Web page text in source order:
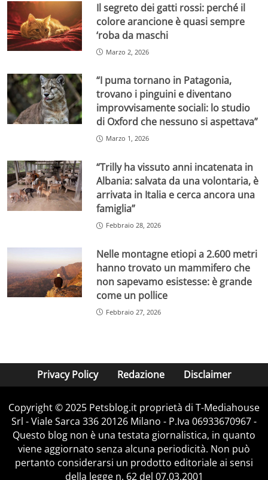
Il segreto dei gatti rossi: perché il
colore arancione è quasi sempre
‘roba da maschi
Marzo 2, 2026
“I puma tornano in Patagonia,
trovano i pinguini e diventano
improvvisamente sociali: lo studio
di Oxford che nessuno si aspettava”
Marzo 1, 2026
“Trilly ha vissuto anni incatenata in
Albania: salvata da una volontaria, è
arrivata in Italia e cerca ancora una
famiglia”
Febbraio 28, 2026
Nelle montagne etiopi a 2.600 metri
hanno trovato un mammifero che
non sapevamo esistesse: è grande
come un pollice
Febbraio 27, 2026
Privacy Policy Redazione Disclaimer
Copyright © 2025 Petsblog.it proprietà di T-Mediahouse
Srl - Viale Sarca 336 20126 Milano - P.Iva 06933670967 -
Questo blog non è una testata giornalistica, in quanto
viene aggiornato senza alcuna periodicità. Non può
pertanto considerarsi un prodotto editoriale ai sensi
della legge n. 62 del 07.03.2001